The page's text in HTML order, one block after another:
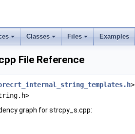
Classes Files Examples
File Reference
>
graph for strcpy_s.cpp: